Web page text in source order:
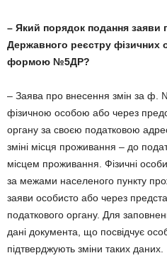
– Який порядок подання заяви
Державного реєстру фізичних
формою №5ДР?
– Заява про внесення змін за ф.
фізичною особою або через
органу за своєю податковою
зміні місця проживання – до
місцем проживання. Фізичні
за межами населеного пункту
заяви особисто або через
податкового органу. Для
дані документа, що посвідчує
підтверджують зміни таких даних.